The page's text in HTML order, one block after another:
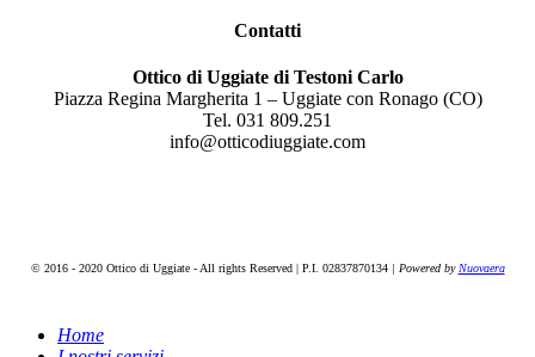
Contatti
Ottico di Uggiate di Testoni Carlo
Piazza Regina Margherita 1 – Uggiate con Ronago (CO)
Tel. 031 809.251
info@otticodiuggiate.com
© 2016 - 2020 Ottico di Uggiate - All rights Reserved | P.I. 02837870134| Powered byNuovaera
Home